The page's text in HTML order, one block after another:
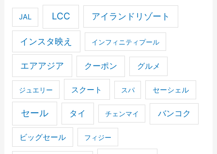
JAL LCC アイランドリゾート
インスタ映え インフィニティプール
エアアジア クーポン グルメ
ジュエリー スクート スパ セーシェル
セール タイ チェンマイ バンコク
ビッグセール フィジー